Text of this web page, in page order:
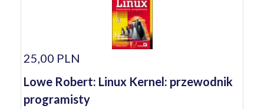
25,00 PLN
Lowe Robert: Linux Kernel: przewodnik
programisty